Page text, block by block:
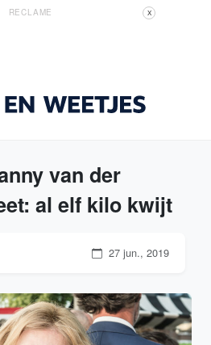
RECLAME X
van der
al elf kilo kwijt
27 jun., 2019